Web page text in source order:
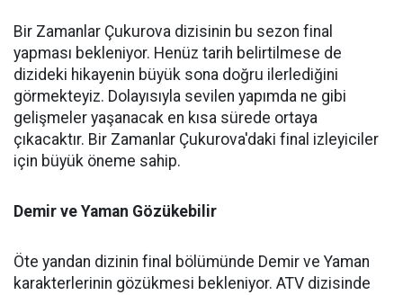
Bir Zamanlar Çukurova dizisinin bu sezon final
yapması bekleniyor. Henüz tarih belirtilmese de
dizideki hikayenin büyük sona doğru ilerlediğini
görmekteyiz. Dolayısıyla sevilen yapımda ne gibi
gelişmeler yaşanacak en kısa sürede ortaya
çıkacaktır. Bir Zamanlar Çukurova'daki final izleyiciler
için büyük öneme sahip.
Demir ve Yaman Gözükebilir
Öte yandan dizinin final bölümünde Demir ve Yaman
karakterlerinin gözükmesi bekleniyor. ATV dizisinde